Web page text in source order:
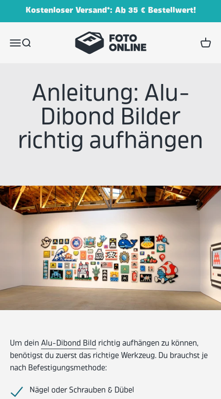
Zum Inhalt springen
Kostenloser Versand*: Ab 35 € Bestellwert!
MenüSuche
FOTO.online (Schmidt Digitaldruck GmbH)
Anleitung: Alu-
Dibond Bilder
richtig aufhängen
Um deinAlu-Dibond Bild richtig aufhängen zu können,
benötigst du zuerst das richtige Werkzeug. Du brauchst je
nach Befestigungsmethode:
Nägel oder Schrauben & Dübel